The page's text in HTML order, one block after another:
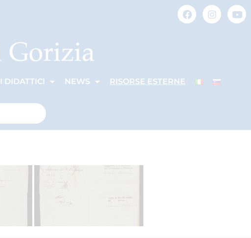
DIDATTICI NEWS RISORSE ESTERNE